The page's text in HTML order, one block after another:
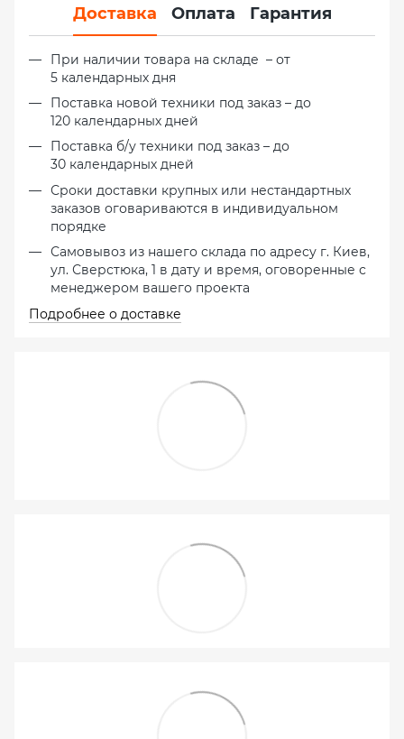
Доставка Оплата Гарантия
При наличии товара на складе – от
5 календарных дня
Поставка новой техники под заказ – до
120 календарных дней
Поставка б/у техники под заказ – до
30 календарных дней
Сроки доставки крупных или нестандартных
заказов оговариваются в индивидуальном
порядке
Самовывоз из нашего склада по адресу г. Киев,
ул. Сверстюка, 1 в дату и время, оговоренные с
менеджером вашего проекта
Подробнее о доставке